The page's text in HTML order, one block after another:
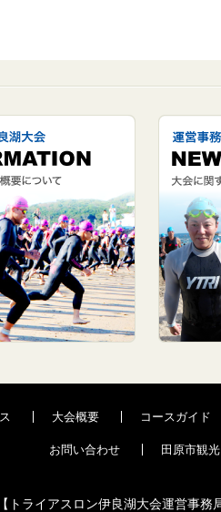
大会概要 コースガイド
お問い合わせ 田原市観
【トライアスロン伊良湖大会運営事務